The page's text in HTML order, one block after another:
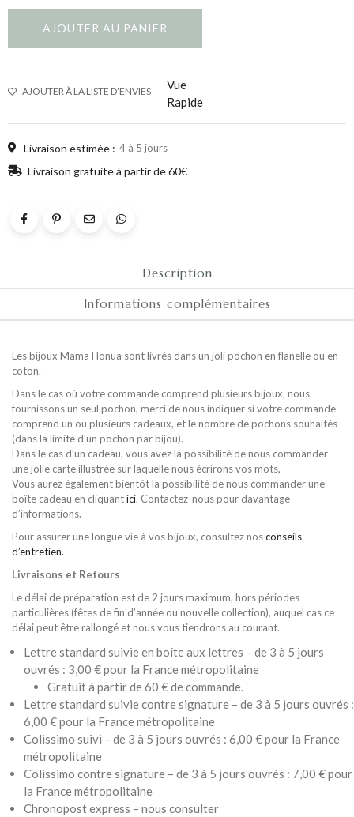
AJOUTER AU PANIER
AJOUTER À LA LISTE D’ENVIES
Vue
Rapide
Livraison estimée : 4 à 5 jours
Livraison gratuite à partir de 60€
Description
Informations complémentaires
Les bijoux Mama Honua sont livrés dans un joli pochon en flanelle ou en
coton.
Dans le cas où votre commande comprend plusieurs bijoux, nous
fournissons un seul pochon, merci de nous indiquer si votre commande
comprend un ou plusieurs cadeaux, et le nombre de pochons souhaités
(dans la limite d’un pochon par bijou).
Dans le cas d’un cadeau, vous avez la possibilité de nous commander
une jolie carte illustrée sur laquelle nous écrirons vos mots,
Vous aurez également bientôt la possibilité de nous commander une
boîte cadeau en cliquantici. Contactez-nous pour davantage
d’informations.
Pour assurer une longue vie à vos bijoux, consultez nosconseils
d’entretien.
Livraisons et Retours
Le délai de préparation est de 2 jours maximum, hors périodes
particulières (fêtes de fin d’année ou nouvelle collection), auquel cas ce
délai peut être rallongé et nous vous tiendrons au courant.
Lettre standard suivie en boîte aux lettres – de 3 à 5 jours
ouvrés : 3,00 € pour la France métropolitaine
Gratuit à partir de 60 € de commande.
Lettre standard suivie contre signature – de 3 à 5 jours ouvrés :
6,00 € pour la France métropolitaine
Colissimo suivi – de 3 à 5 jours ouvrés : 6,00 € pour la France
métropolitaine
Colissimo contre signature – de 3 à 5 jours ouvrés : 7,00 € pour
la France métropolitaine
Chronopost express – nous consulter